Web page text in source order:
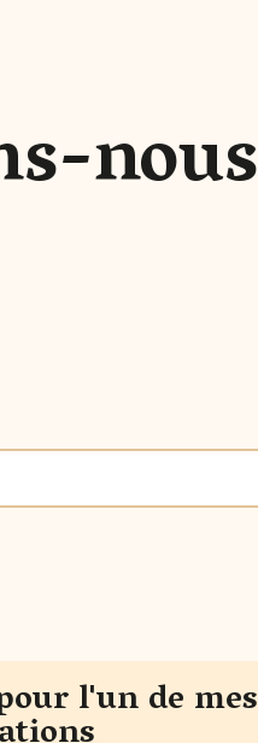
nous
l'un de mes